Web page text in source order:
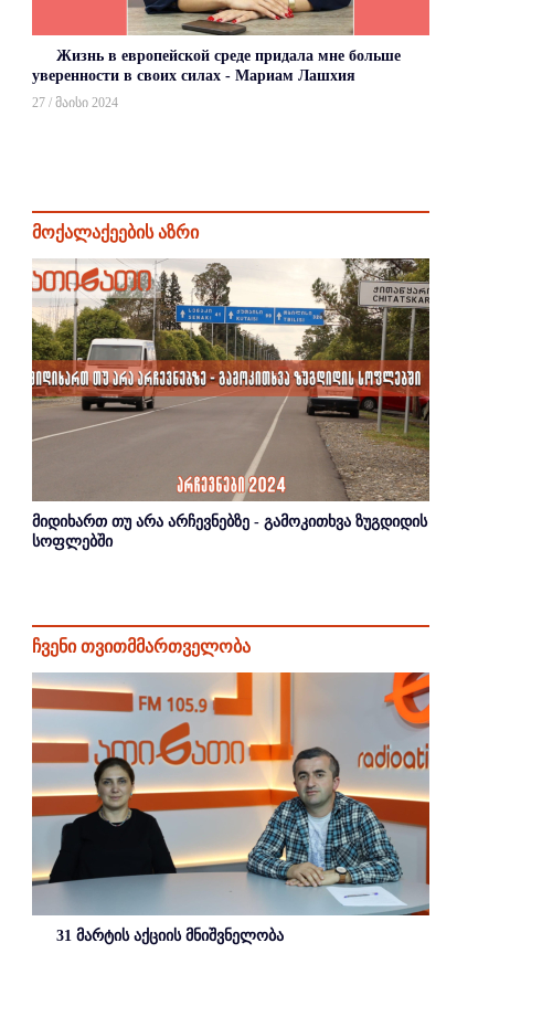
Жизнь в европейской среде придала мне больше
уверенности в своих силах - Мариам Лашхия
27 / მაისი 2024
მოქალაქეების აზრი
მიდიხართ თუ არა არჩევნებზე - გამოკითხვა ზუგდიდის
სოფლებში
ჩვენი თვითმმართველობა
31 მარტის აქციის მნიშვნელობა